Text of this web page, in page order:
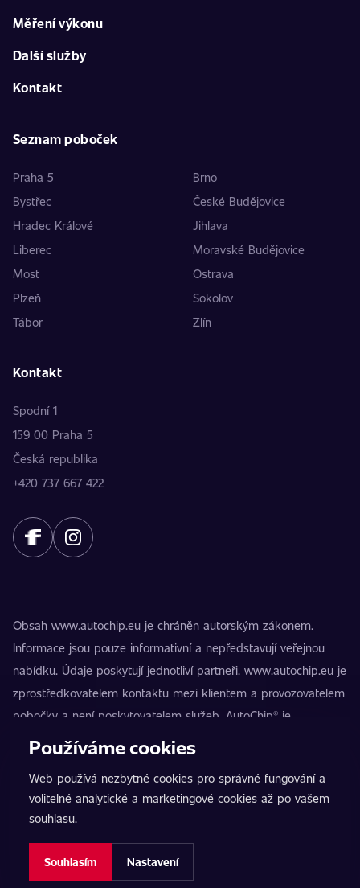
Měření výkonu
Další služby
Kontakt
Seznam poboček
Praha 5
Brno
Bystřec
České Budějovice
Hradec Králové
Jihlava
Liberec
Moravské Budějovice
Most
Ostrava
Plzeň
Sokolov
Tábor
Zlín
Kontakt
Spodní 1
159 00 Praha 5
Česká republika
+420 737 667 422
Obsah www.autochip.eu je chráněn autorským zákonem.
Informace jsou pouze informativní a nepředstavují veřejnou
nabídku. Údaje poskytují jednotliví partneři. www.autochip.eu je
zprostředkovatelem kontaktu mezi klientem a provozovatelem
pobočky a není poskytovatelem služeb. AutoChip® je
registrovaná ochranná známka Petra Kučery. Úpravy, které
nezpůsobilosti vozidla k provozu na pozemních komunikacích.
Přesné informace poskytuje vždy konkrétní provozovatel
pobočky.
Nastavení cookies
Používáme cookies
Web používá nezbytné cookies pro správné fungování a
volitelné analytické a marketingové cookies až po vašem
souhlasu.
Souhlasím Nastavení